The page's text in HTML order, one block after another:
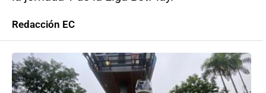
Redacción EC